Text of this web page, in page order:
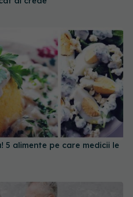
5 alimente pe care medicii le